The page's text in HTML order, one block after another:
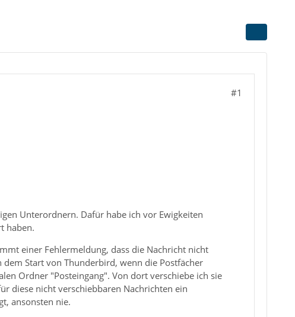
#1
Unterordnern. Dafür habe ich vor Ewigkeiten
haben.
einer Fehlermeldung, dass die Nachricht nicht
Start von Thunderbird, wenn die Postfächer
Ordner "Posteingang". Von dort verschiebe ich sie
diese nicht verschiebbaren Nachrichten ein
ansonsten nie.